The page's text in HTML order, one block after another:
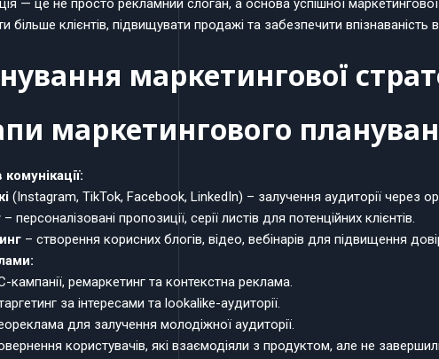
— це не просто рекламний слоган, а основа успішної
клієнтів, підвищувати продажі та забезпечити впізнаваність
маркетингової
маркетингового
(Instagram, TikTok, Facebook, LinkedIn) – залучення аудиторії через
– персоналізовані пропозиції, серії листів для потенційних клієнтів.
– створення корисних блогів, відео, вебінарів для підвищення
кампанії, ремаркетинг та контекстна реклама.
за інтересами та lookalike-аудиторії.
для залучення молодіжної аудиторії.
користувачів, які взаємодіяли з продуктом, але не